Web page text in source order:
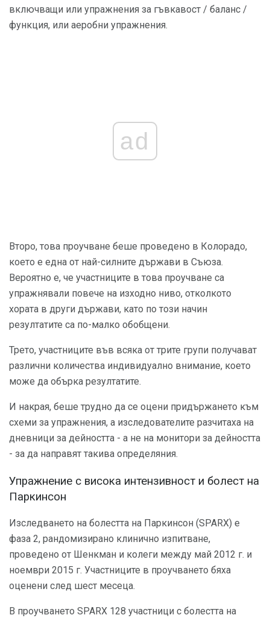
включващи или упражнения за гъвкавост / баланс /
функция, или аеробни упражнения.
ad
Второ, това проучване беше проведено в Колорадо,
което е една от най-силните държави в Съюза.
Вероятно е, че участниците в това проучване са
упражнявали повече на изходно ниво, отколкото
хората в други държави, като по този начин
резултатите са по-малко обобщени.
Трето, участниците във всяка от трите групи получават
различни количества индивидуално внимание, което
може да обърка резултатите.
И накрая, беше трудно да се оцени придържането към
схеми за упражнения, а изследователите разчитаха на
дневници за дейността - а не на монитори за дейността
- за да направят такива определяния.
Упражнение с висока интензивност и болест на
Паркинсон
Изследването на болестта на Паркинсон (SPARX) е
фаза 2, рандомизирано клинично изпитване,
проведено от Шенкман и колеги между май 2012 г. и
ноември 2015 г. Участниците в проучването бяха
оценени след шест месеца.
В проучването SPARX 128 участници с болестта на